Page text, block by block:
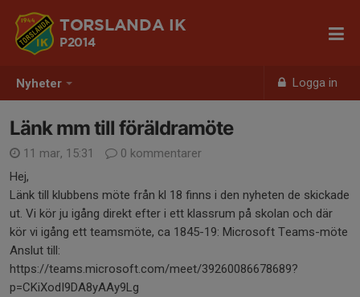
Nyheter Logga in
TORSLANDA IK
P2014
Länk mm till föräldramöte
11 mar, 15:31
0 kommentarer
Hej,
Länk till klubbens möte från kl 18 finns i den nyheten de skickade
ut. Vi kör ju igång direkt efter i ett klassrum på skolan och där
kör vi igång ett teamsmöte, ca 1845-19: Microsoft Teams-möte
Anslut till:
https://teams.microsoft.com/meet/39260086678689?
p=CKiXodI9DA8yAAy9Lg